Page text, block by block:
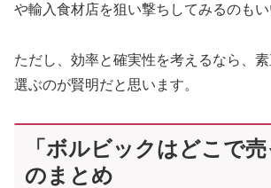
や輸入食材店を狙い撃ちしてみるのもい
ただし、効率と確実性を考えるなら、
選ぶのが賢明だと思います。
「ボルビックはどこで売
のまとめ